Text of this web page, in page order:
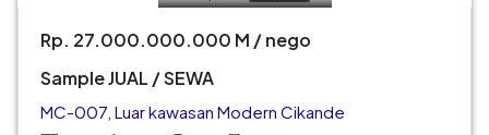
Rp. 27.000.000.000 M / nego
Sample JUAL / SEWA
MC-007, Luar kawasan Modern Cikande